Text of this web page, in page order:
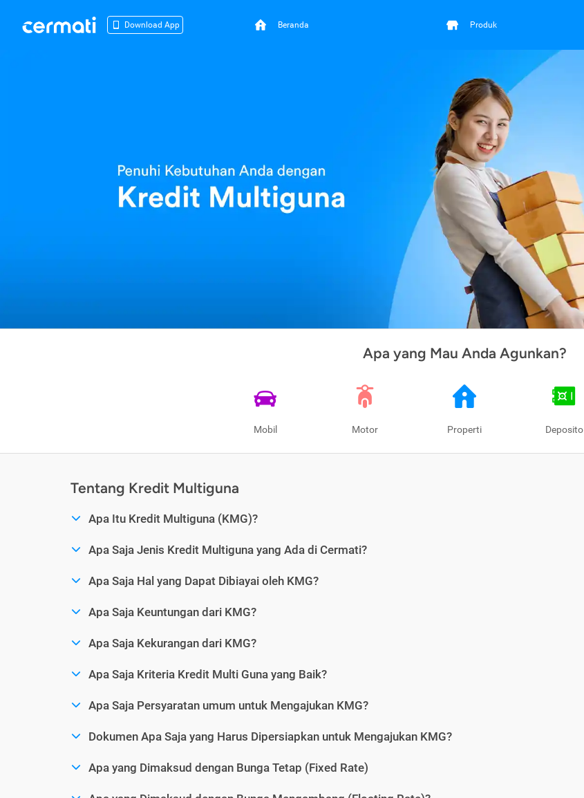
Download App Beranda Produk
Apa yang Mau Anda Agunkan?
Mobil Motor Properti Deposito
Tentang Kredit Multiguna
Apa Itu Kredit Multiguna (KMG)?
Apa Saja Jenis Kredit Multiguna yang Ada di Cermati?
Apa Saja Hal yang Dapat Dibiayai oleh KMG?
Apa Saja Keuntungan dari KMG?
Apa Saja Kekurangan dari KMG?
Apa Saja Kriteria Kredit Multi Guna yang Baik?
Apa Saja Persyaratan umum untuk Mengajukan KMG?
Dokumen Apa Saja yang Harus Dipersiapkan untuk Mengajukan KMG?
Apa yang Dimaksud dengan Bunga Tetap (Fixed Rate)